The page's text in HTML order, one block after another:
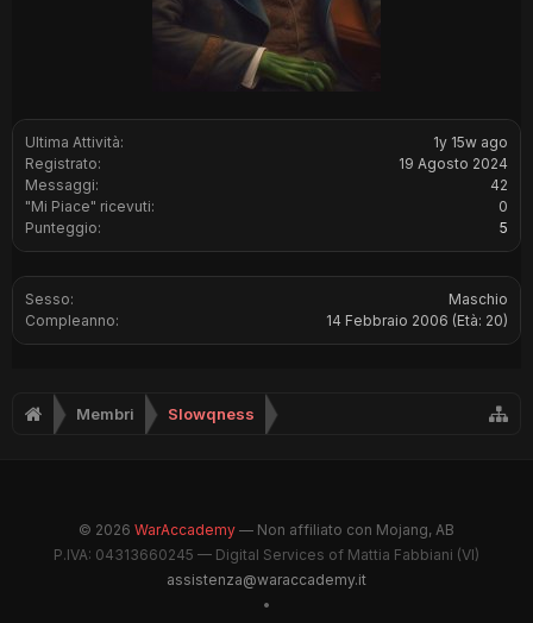
Ultima Attività:
1y 15w ago
Registrato:
19 Agosto 2024
Messaggi:
42
"Mi Piace" ricevuti:
0
Punteggio:
5
Sesso:
Maschio
Compleanno:
14 Febbraio 2006 (Età: 20)
Membri Slowqness
© 2026 WarAccademy — Non affiliato con Mojang, AB
P.IVA: 04313660245 — Digital Services of Mattia Fabbiani (VI)
assistenza@waraccademy.it
•